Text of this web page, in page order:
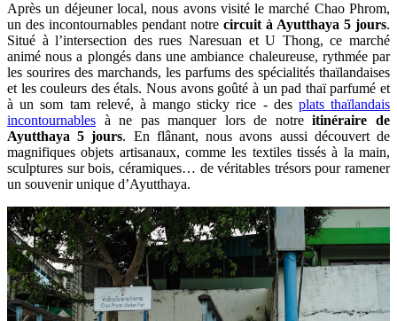
Après un déjeuner local, nous avons visité le marché Chao Phrom,
un des incontournables pendant notre circuit à Ayutthaya 5 jours.
Situé à l’intersection des rues Naresuan et U Thong, ce marché
animé nous a plongés dans une ambiance chaleureuse, rythmée par
les sourires des marchands, les parfums des spécialités thaïlandaises
et les couleurs des étals. Nous avons goûté à un pad thaï parfumé et
à un som tam relevé, à mango sticky rice - des plats thaïlandais
incontournables à ne pas manquer lors de notreitinéraire de
Ayutthaya 5 jours. En flânant, nous avons aussi découvert de
magnifiques objets artisanaux, comme les textiles tissés à la main,
sculptures sur bois, céramiques… de véritables trésors pour ramener
un souvenir unique d’Ayutthaya.